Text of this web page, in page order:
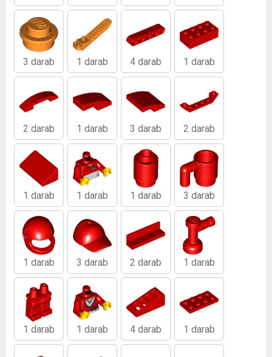
3 darab 1 darab 4 darab 1 darab
2 darab 1 darab 3 darab 2 darab
1 darab 1 darab 1 darab 3 darab
1 darab 3 darab 2 darab 1 darab
1 darab 1 darab 4 darab 1 darab